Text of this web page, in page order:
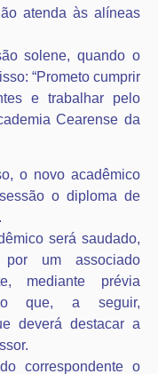
atenda às alíneas
solene, quando o
“Prometo cumprir
e trabalhar pelo
Cearense da
o novo acadêmico
o diploma de
será saudado,
um associado
mediante prévia
que, a seguir,
deverá destacar a
correspondente o